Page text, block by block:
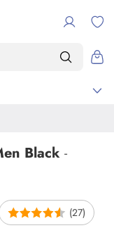
Black -
(27)